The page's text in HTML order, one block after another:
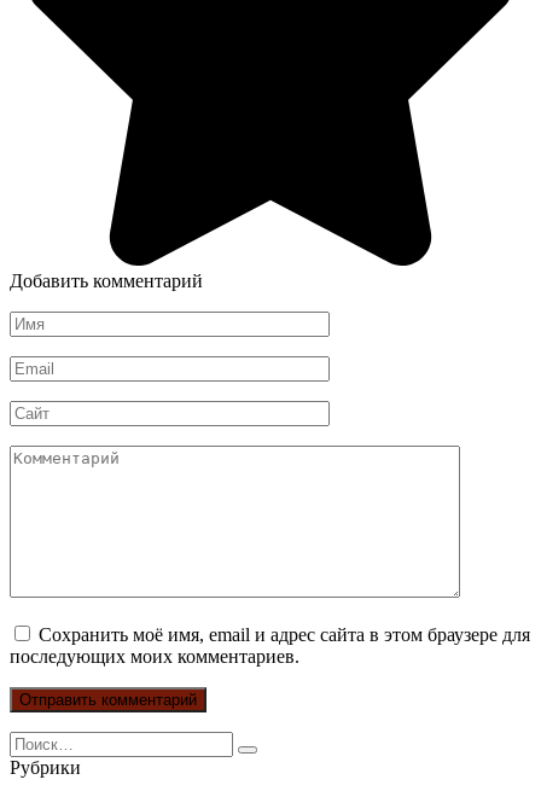
Добавить комментарий
Имя
*
Email
*
Сайт
Комментарий
Сохранить моё имя, email и адрес сайта в этом браузере для
последующих моих комментариев.
Search
for:
Рубрики